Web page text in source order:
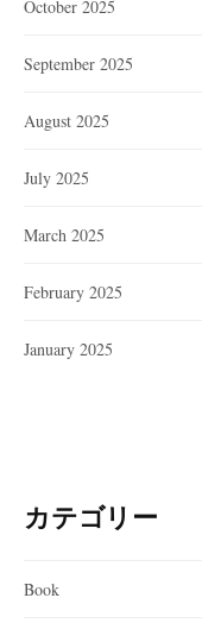
October 2025
September 2025
August 2025
July 2025
March 2025
February 2025
January 2025
カテゴリー
Book